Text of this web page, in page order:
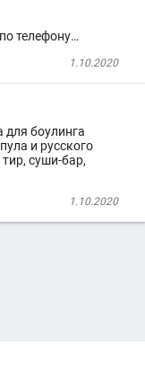
телефону…
1.10.2020
для боулинга
и русского
суши-бар,
1.10.2020